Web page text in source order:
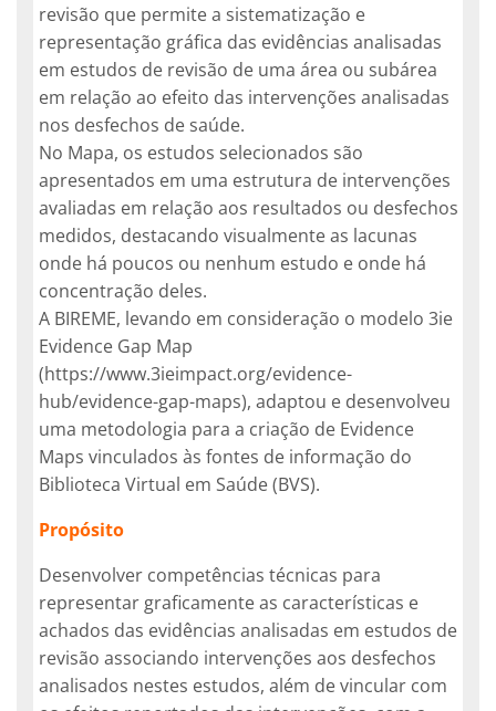
revisão que permite a sistematização e
representação gráfica das evidências analisadas
em estudos de revisão de uma área ou subárea
em relação ao efeito das intervenções analisadas
nos desfechos de saúde.
No Mapa, os estudos selecionados são
apresentados em uma estrutura de intervenções
avaliadas em relação aos resultados ou desfechos
medidos, destacando visualmente as lacunas
onde há poucos ou nenhum estudo e onde há
concentração deles.
A BIREME, levando em consideração o modelo 3ie
Evidence Gap Map
(https://www.3ieimpact.org/evidence-
hub/evidence-gap-maps), adaptou e desenvolveu
uma metodologia para a criação de Evidence
Maps vinculados às fontes de informação do
Biblioteca Virtual em Saúde (BVS).
Propósito
Desenvolver competências técnicas para
representar graficamente as características e
achados das evidências analisadas em estudos de
revisão associando intervenções aos desfechos
analisados nestes estudos, além de vincular com